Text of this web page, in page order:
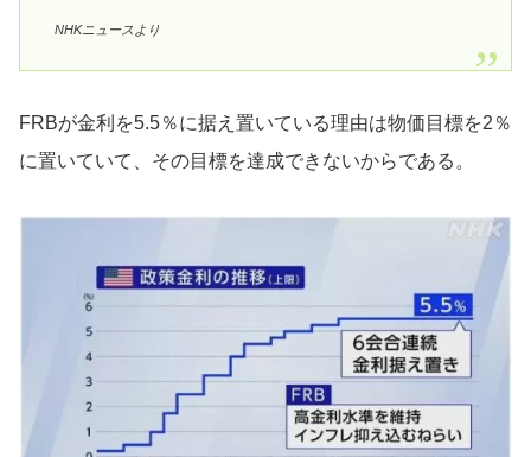
NHKニュースより
FRBが金利を5.5％に据え置いている理由は物価目標を2％
に置いていて、その目標を達成できないからである。